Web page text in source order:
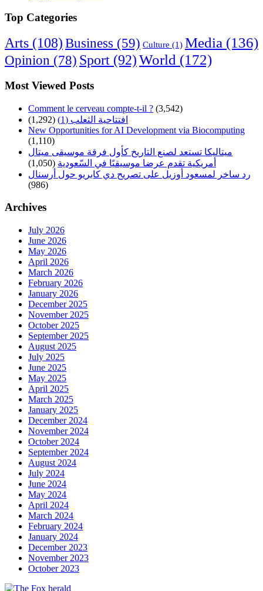
Top Categories
Arts (108) Business (59) Culture (1) Media (136)
Opinion (78) Sport (92)World (172)
Most Viewed Posts
Comment le cerveau compte-t-il ? (3,542)
افتتاحية الثعلب (1)
(1,292)
New Opportunities for AI Development via Biocomputing
(1,110)
ميتاليكا تستعد لصنع التاريخ كأول فرقة موسيقى ميتال
أمريكية تقدم عرضا موسيقيًا في السّعودية (1,050)
رد ساخر لمسعود أوزيل على تصريح دي كابريو حول أرسنال
(986)
Archives
July 2026
June 2026
May 2026
April 2026
March 2026
February 2026
January 2026
December 2025
November 2025
October 2025
September 2025
August 2025
July 2025
June 2025
May 2025
April 2025
March 2025
January 2025
December 2024
November 2024
October 2024
September 2024
August 2024
July 2024
June 2024
May 2024
April 2024
March 2024
February 2024
January 2024
December 2023
November 2023
October 2023